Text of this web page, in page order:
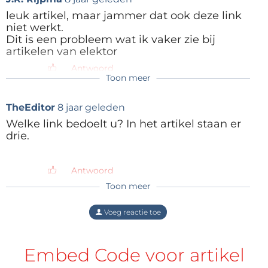
PC-app). U bent inderdaad helemaal in stijl als u met
uw Arc-box IoT-apparaten gaat Hier zijn de maten en
gewichten:
Hoogte: 4,8 cm
Breedte: 11 cm
Gewicht: 480 g
tot een
leuk artikel, maar jammer dat ook deze link
niet werkt.
Dit is een probleem wat ik vaker zie bij
artikelen van elektor
Antwoord
Toon meer
TheEditor 8 jaar geleden
Welke link bedoelt u? In het artikel staan er
drie.
Antwoord
Toon meer
Voeg reactie toe
Embed Code voor artikel